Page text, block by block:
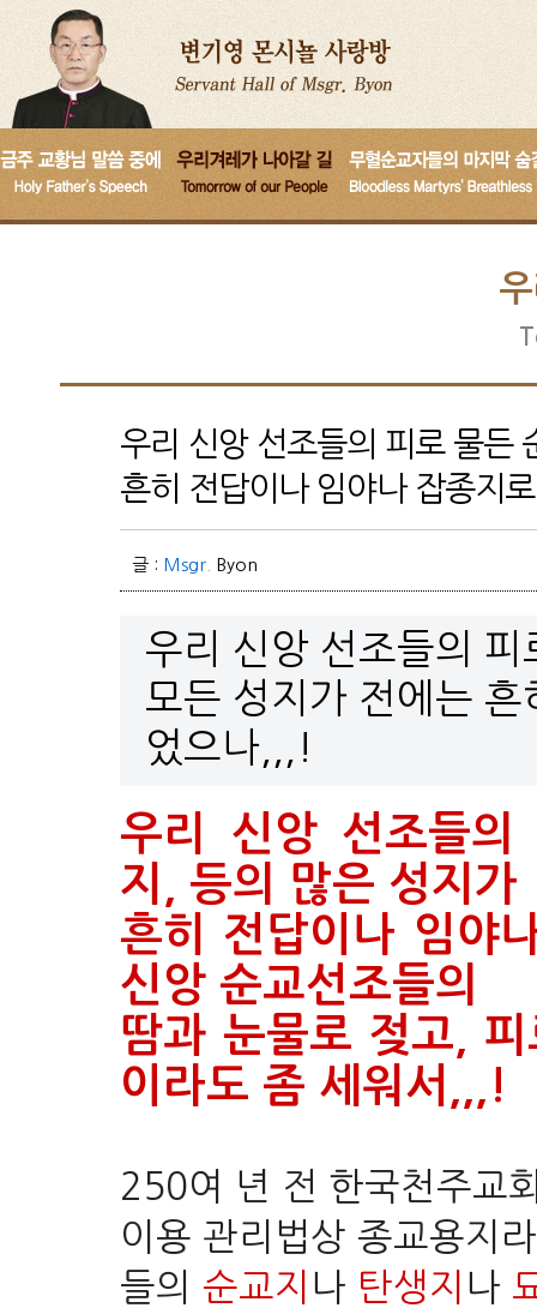
우리 신앙 선조들의 피로 물든
흔히 전답이나 임야나 잡종지
글 : Msgr. Byon
우리 신앙 선조들의
모든 성지가 전에는
었으나,,,!
우리 신앙 선조들
지, 등의 많은 성지
흔히 전답이나 임야
신앙 순교선조들의
땀과 눈물로 젖고,
이라도 좀 세워서,,,!
250여 년 전 한국천주교
이용 관리법상 종교용지
들의 순교지 나 탄생지 나